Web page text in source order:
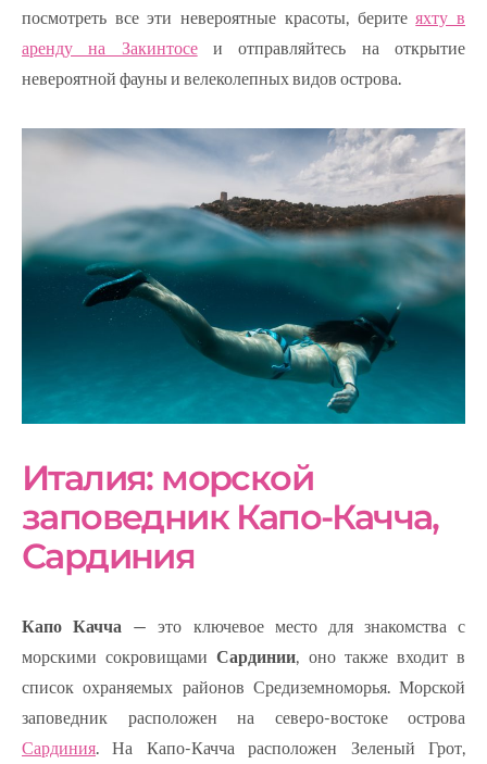
посмотреть все эти невероятные красоты, беритеяхту в
аренду на Закинтосеи отправляйтесь на открытие
невероятной фауны и велеколепных видов острова.
Италия: морской
заповедник Капо-Качча,
Сардиния
Капо Качча — это ключевое место для знакомства с
морскими сокровищамиСардинии, оно также входит в
список охраняемых районов Средиземноморья. Морской
заповедник расположен на северо-востоке острова
Сардиния. На Капо-Качча расположен Зеленый Грот,